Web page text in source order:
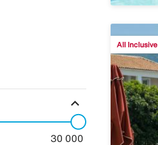
expand_more
30 000
All Inclusive